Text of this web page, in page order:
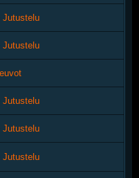
Jutustelu
Jutustelu
Jutustelu
Jutustelu
Jutustelu